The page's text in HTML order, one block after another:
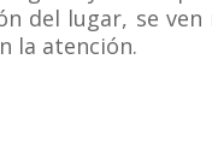
del lugar, se ven
la atención.